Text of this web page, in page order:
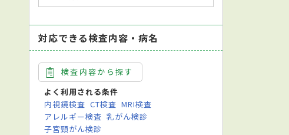
対応できる検査内容・病名
検査内容から探す
よく利用される条件
内視鏡検査 CT検査 MRI検査
アレルギー検査 乳がん検診
子宮頸がん検診